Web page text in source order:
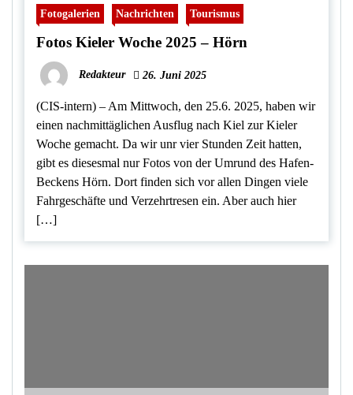
Fotogalerien Nachrichten Tourismus
Fotos Kieler Woche 2025 – Hörn
Redakteur 26. Juni 2025
(CIS-intern) – Am Mittwoch, den 25.6. 2025, haben wir
einen nachmittäglichen Ausflug nach Kiel zur Kieler
Woche gemacht. Da wir unr vier Stunden Zeit hatten,
gibt es diesesmal nur Fotos von der Umrund des Hafen-
Beckens Hörn. Dort finden sich vor allen Dingen viele
Fahrgeschäfte und Verzehrtresen ein. Aber auch hier
[…]